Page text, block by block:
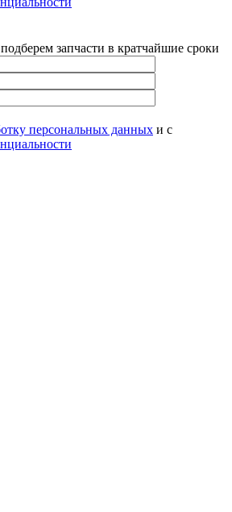
запчасти в кратчайшие сроки
персональных данных и с